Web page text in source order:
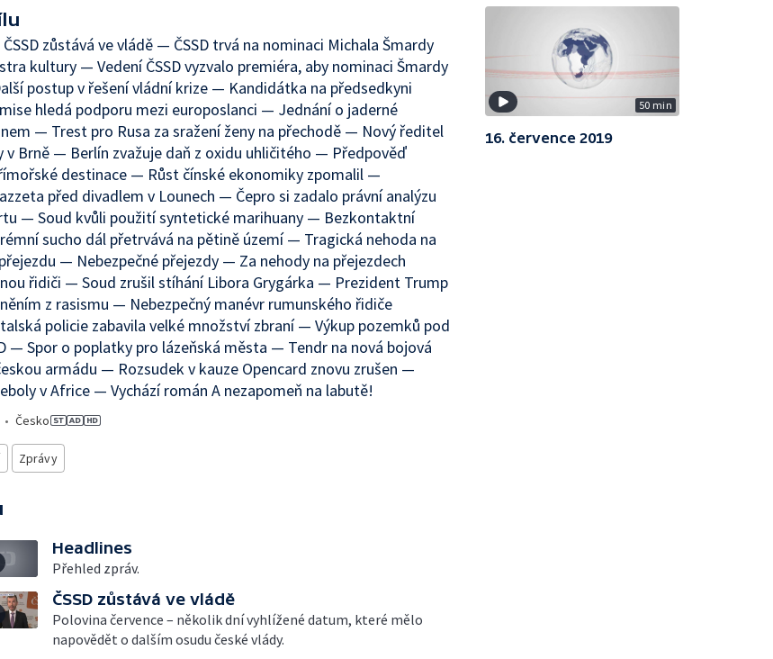
zůstává ve vládě — ČSSD trvá na nominaci Michala Šmardy
kultury — Vedení ČSSD vyzvalo premiéra, aby nominaci Šmardy
postup v řešení vládní krize — Kandidátka na předsedkyni
hledá podporu mezi europoslanci — Jednání o jaderné
— Trest pro Rusa za sražení ženy na přechodě — Nový ředitel
v Brně — Berlín zvažuje daň z oxidu uhličitého — Předpověď
destinace — Růst čínské ekonomiky zpomalil —
před divadlem v Lounech — Čepro si zadalo právní analýzu
— Soud kvůli použití syntetické marihuany — Bezkontaktní
sucho dál přetrvává na pětině území — Tragická nehoda na
— Nebezpečné přejezdy — Za nehody na přejezdech
řidiči — Soud zrušil stíhání Libora Grygárka — Prezident Trump
z rasismu — Nebezpečný manévr rumunského řidiče
policie zabavila velké množství zbraní — Výkup pozemků pod
— Spor o poplatky pro lázeňská města — Tendr na nová bojová
armádu — Rozsudek v kauze Opencard znovu zrušen —
v Africe — Vychází román A nezapomeň na labutě!
• Česko
Zprávy
Headlines
Přehled zpráv.
ČSSD zůstává ve vládě
Polovina července – několik dní vyhlížené datum, které mělo
napovědět o dalším osudu české vlády.
50 min
16. července 2019